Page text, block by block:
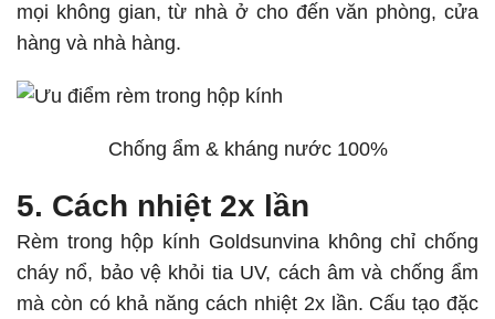
mọi không gian, từ nhà ở cho đến văn phòng, cửa
hàng và nhà hàng.
Chống ẩm & kháng nước 100%
5. Cách nhiệt 2x lần
Rèm trong hộp kính Goldsunvina không chỉ chống
cháy nổ, bảo vệ khỏi tia UV, cách âm và chống ẩm
mà còn có khả năng cách nhiệt 2x lần. Cấu tạo đặc